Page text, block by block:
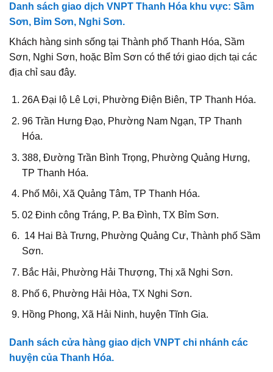
Danh sách giao dịch VNPT Thanh Hóa khu vực: Sầm
Sơn, Bỉm Sơn, Nghi Sơn.
Khách hàng sinh sống tại Thành phố Thanh Hóa, Sầm
Sơn, Nghi Sơn, hoặc Bỉm Sơn có thể tới giao dịch tại các
địa chỉ sau đây.
26A Đại lộ Lê Lợi, Phường Điện Biên, TP Thanh Hóa.
96 Trần Hưng Đạo, Phường Nam Ngạn, TP Thanh
Hóa.
388, Đường Trần Bình Trọng, Phường Quảng Hưng,
TP Thanh Hóa.
Phố Môi, Xã Quảng Tâm, TP Thanh Hóa.
02 Đinh công Tráng, P. Ba Đình, TX Bỉm Sơn.
14 Hai Bà Trưng, Phường Quảng Cư, Thành phố Sầm
Sơn.
Bắc Hải, Phường Hải Thượng, Thị xã Nghi Sơn.
Phố 6, Phường Hải Hòa, TX Nghi Sơn.
Hồng Phong, Xã Hải Ninh, huyện Tĩnh Gia.
Danh sách cửa hàng giao dịch VNPT chi nhánh các
huyện của Thanh Hóa.